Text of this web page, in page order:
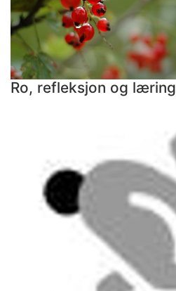
Ro, refleksjon og læring